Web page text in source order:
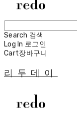
Search 검색
Log In 로그인
Cart장바구니
리두데이